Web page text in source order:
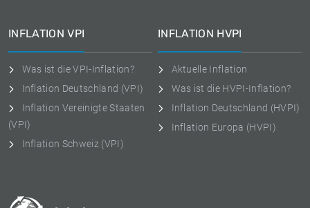
INFLATION VPI
Was ist die VPI-Inflation?
Inflation Deutschland (VPI)
Inflation Vereinigte Staaten
(VPI)
Inflation Schweiz (VPI)
INFLATION HVPI
Aktuelle Inflation
Was ist die HVPI-Inflation?
Inflation Deutschland (HVPI)
Inflation Europa (HVPI)